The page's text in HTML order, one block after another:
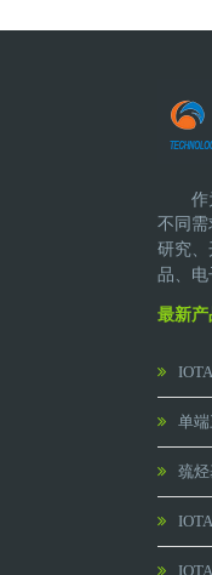
作
不同
研究、
品、
最新产
单
巯